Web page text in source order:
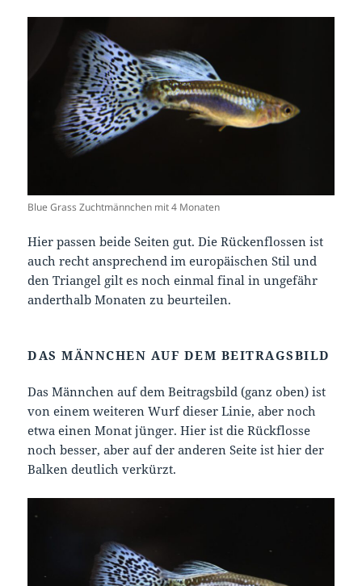
Blue Grass Zuchtmännchen mit 4 Monaten
Hier passen beide Seiten gut. Die Rückenflossen ist
auch recht ansprechend im europäischen Stil und
den Triangel gilt es noch einmal final in ungefähr
anderthalb Monaten zu beurteilen.
DAS MÄNNCHEN AUF DEM BEITRAGSBILD
Das Männchen auf dem Beitragsbild (ganz oben) ist
von einem weiteren Wurf dieser Linie, aber noch
etwa einen Monat jünger. Hier ist die Rückflosse
noch besser, aber auf der anderen Seite ist hier der
Balken deutlich verkürzt.